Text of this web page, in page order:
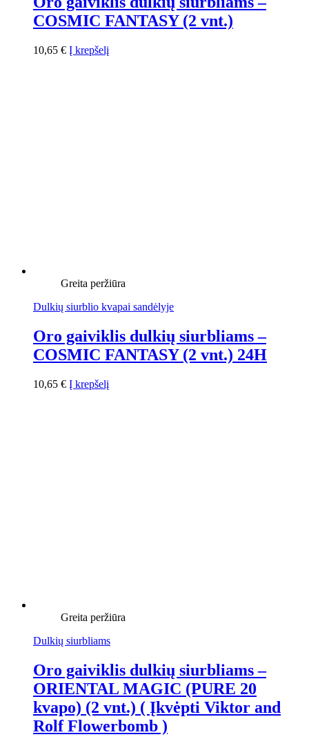
COSMIC FANTASY (2 vnt.)
10,65 € Į krepšelį
Greita peržiūra
Dulkių siurblio kvapai sandėlyje
Oro gaiviklis dulkių siurbliams –
COSMIC FANTASY (2 vnt.) 24H
10,65 € Į krepšelį
Greita peržiūra
Dulkių siurbliams
Oro gaiviklis dulkių siurbliams –
ORIENTAL MAGIC (PURE 20
kvapo) (2 vnt.) ( Įkvėpti Viktor and
Rolf Flowerbomb )